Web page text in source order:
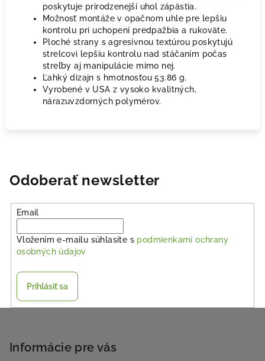
poskytuje prirodzenejší uhol zápästia.
Možnosť montáže v opačnom uhle pre lepšiu
kontrolu pri uchopení predpažbia a rukoväte.
Ploché strany s agresívnou textúrou poskytujú
strelcovi lepšiu kontrolu nad stáčaním počas
streľby aj manipulácie mimo nej.
Ľahký dizajn s hmotnosťou53.86 g.
Vyrobené v USA z vysoko kvalitných,
nárazuvzdorných polymérov.
Odoberať newsletter
Email
Vložením e-mailu súhlasíte s podmienkami ochrany
osobných údajov
Prihlásiť sa
Informácie pre vás